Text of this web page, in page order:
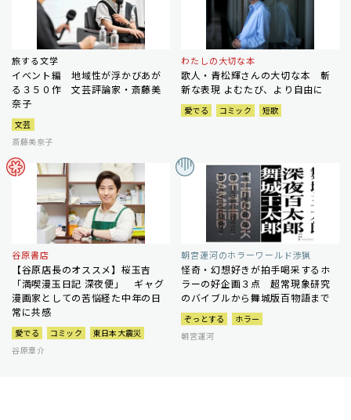
旅する文学
イベント編 地域性が浮かびあが
る３５０作 文芸評論家・斎藤美
奈子
文芸
斎藤美奈子
わたしの大切な本
歌人・青松輝さんの大切な本 斬
新な表現 よむたび、より自由に
愛でる コミック 短歌
谷原書店
【谷原店長のオススメ】桜玉吉
「満喫漫玉日記 深夜便」 ギャグ
漫画家としての苦悩経た中年の日
常に共感
愛でる コミック
東日本大震災
谷原章介
朝宮運河のホラーワールド渉猟
怪奇・幻想好きが拍手喝采するホ
ラーの好企画３点 超常現象研究
のバイブルから舞城版百物語まで
ぞっとする
ホラー
朝宮運河